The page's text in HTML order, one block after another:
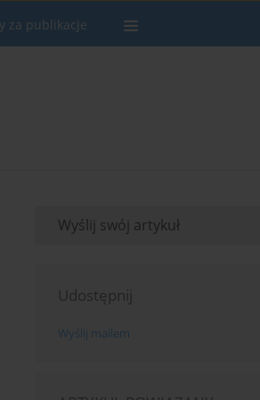
za publikacje
Wyślij swój artykuł
Udostępnij
Wyślij mailem